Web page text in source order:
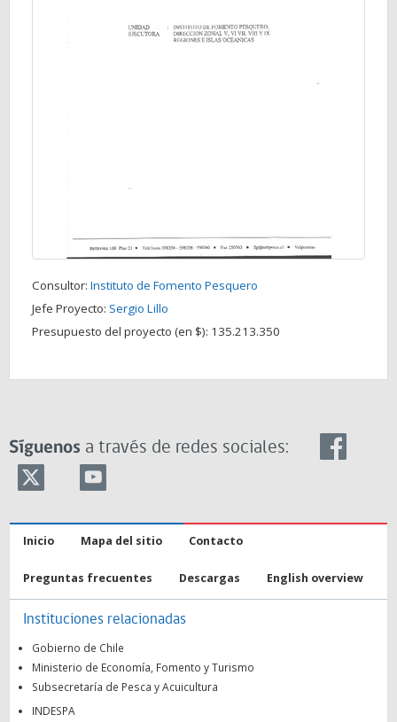
Consultor: Instituto de Fomento Pesquero
Jefe Proyecto: Sergio Lillo
Presupuesto del proyecto (en $): 135.213.350
Síguenos a través de redes sociales:
Inicio Mapa del sitio Contacto
Preguntas frecuentes Descargas English overview
Instituciones relacionadas
Gobierno de Chile
Ministerio de Economía, Fomento y Turismo
Subsecretaría de Pesca y Acuicultura
INDESPA